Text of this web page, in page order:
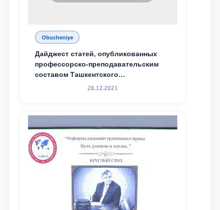
Obucheniye
Дайджест статей, опубликованных
профессорско-преподавательским
составом Ташкентского
государственного юридического
доведения до международного
сообщества результатов реформ и
исследований в сфере
противодействия коррупции
28.12.2021